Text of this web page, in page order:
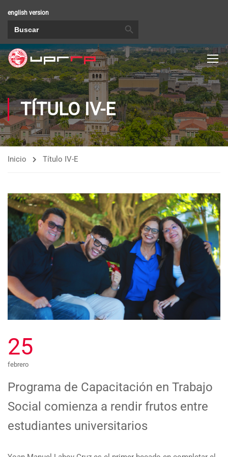
english version
TÍTULO IV-E
Inicio Título IV-E
25
febrero
Programa de Capacitación en Trabajo
Social comienza a rendir frutos entre
estudiantes universitarios